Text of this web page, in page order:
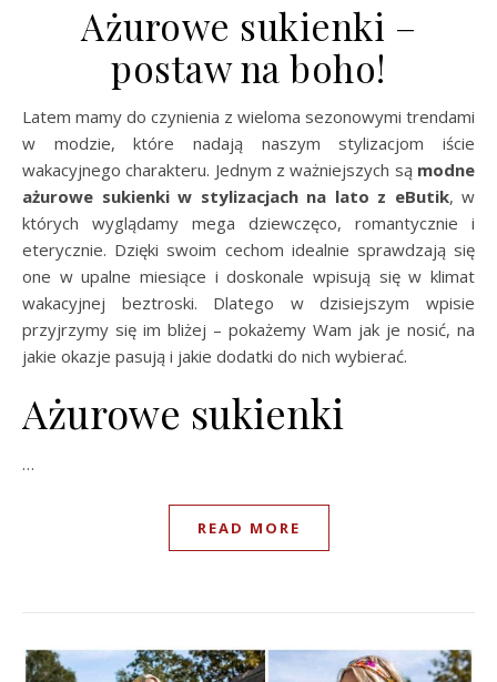
Ażurowe sukienki –
postaw na boho!
Latem mamy do czynienia z wieloma sezonowymi trendami
w modzie, które nadają naszym stylizacjom iście
wakacyjnego charakteru. Jednym z ważniejszych są modne
ażurowe sukienki w stylizacjach na lato z eButik, w
których wyglądamy mega dziewczęco, romantycznie i
eterycznie. Dzięki swoim cechom idealnie sprawdzają się
one w upalne miesiące i doskonale wpisują się w klimat
wakacyjnej beztroski. Dlatego w dzisiejszym wpisie
przyjrzymy się im bliżej – pokażemy Wam jak je nosić, na
jakie okazje pasują i jakie dodatki do nich wybierać.
Ażurowe sukienki
…
READ MORE